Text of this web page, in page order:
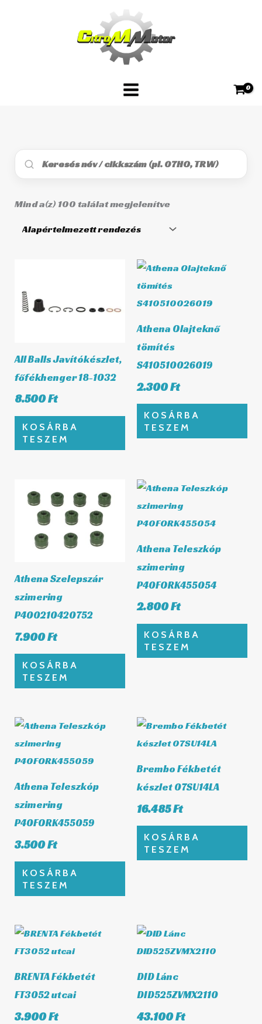
Mind a(z) 100 találat megjelenítve
All Balls Javítókészlet,
főfékhenger 18-1032
8.500Ft
KOSÁRBA
TESZEM
Athena Olajteknő
tömítés
S410510026019
2.300Ft
KOSÁRBA
TESZEM
Athena Szelepszár
szimering
P400210420752
7.900Ft
KOSÁRBA
TESZEM
Athena Teleszkóp
szimering
P40FORK455054
2.800Ft
KOSÁRBA
TESZEM
Athena Teleszkóp
szimering
P40FORK455059
3.500Ft
KOSÁRBA
TESZEM
Brembo Fékbetét
készlet 07SU14LA
16.485Ft
KOSÁRBA
TESZEM
BRENTA Fékbetét
FT3052 utcai
3.900Ft
DID Lánc
DID525ZVMX2110
43.100Ft